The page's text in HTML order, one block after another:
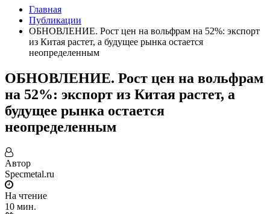
Главная
Публикации
ОБНОВЛЕНИЕ. Рост цен на вольфрам на 52%: экспорт
из Китая растет, а будущее рынка остается
неопределенным
ОБНОВЛЕНИЕ. Рост цен на вольфрам
на 52%: экспорт из Китая растет, а
будущее рынка остается
неопределенным
Автор
Specmetal.ru
На чтение
10 мин.